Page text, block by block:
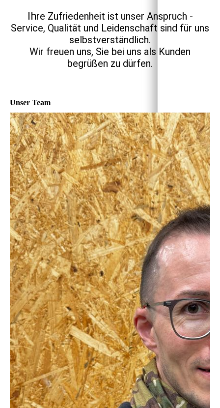
Ihre Zufriedenheit ist unser Anspruch -
Service, Qualität und Leidenschaft sind für uns
selbstverständlich.
Wir freuen uns, Sie bei uns als Kunden
begrüßen zu dürfen.
Unser Team